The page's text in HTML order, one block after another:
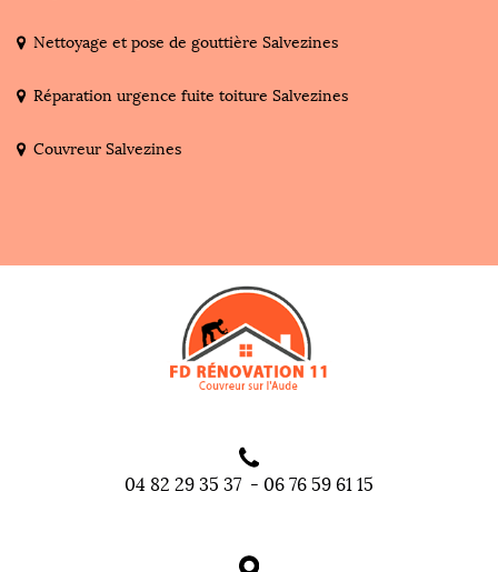
Nettoyage et pose de gouttière Salvezines
Réparation urgence fuite toiture Salvezines
Couvreur Salvezines
04 82 29 35 37 - 06 76 59 61 15